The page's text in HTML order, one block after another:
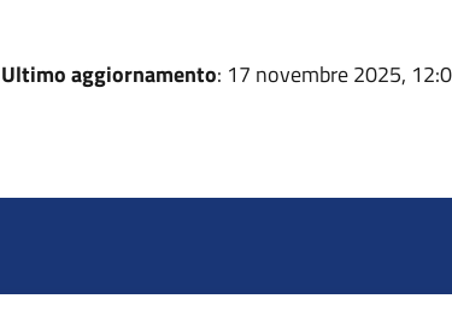
Ultimo aggiornamento: 17 novembre 2025,